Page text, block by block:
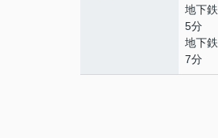
地下
5分
地下
7分